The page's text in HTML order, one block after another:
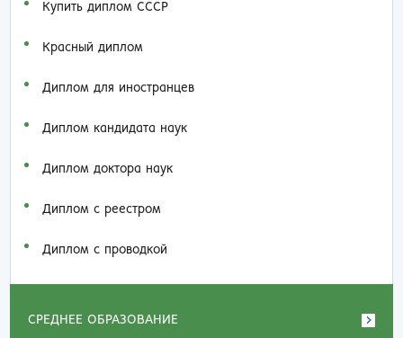
Купить диплом СССР
Красный диплом
Диплом для иностранцев
Диплом кандидата наук
Диплом доктора наук
Диплом с реестром
Диплом с проводкой
СРЕДНЕЕ ОБРАЗОВАНИЕ